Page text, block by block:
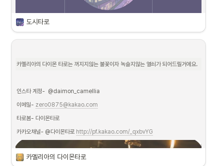
알면서도 모르겠는 내 마음,
정말 모르겠는 네 마음,
피할 수 있다면 피하고 싶은 것들,
미리 안다면 더 대비하고 싶은 것들,
#짝꿍타로_키워드_많관부
#유쾌한_타로
#빙의_수준_상담
#가족보다_공감왕
#속마음_탈수기
  당신의 고민을 함께 나눌, 당신만의 타로친구
당신의 요즘은 어떤가요.
남들에게 말하지 못할 진지한 고민이 있나요.
시시콜콜한 이야기를 털어놓을 사람이 필요한가요.
도시타로
카멜리아의 다이몬 타로는 꺼지지않는 불꽃이자 녹슬지않는 열쇠가 되어드릴거에요.
인스타 계정-  @daimon_camellia
이메일- zero0875@kakao.com
타로봄- 다이몬타로
카카오채널- @다이몬타로 http://pf.kakao.com/_qxbvYG
카멜리아의 다이몬타로